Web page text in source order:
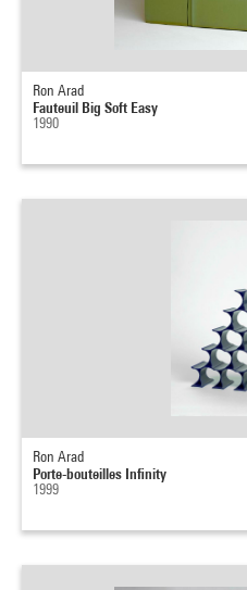
Ron Arad
Fauteuil Big Soft Easy
1990
Ron Arad
Porte-bouteilles Infinity
1999